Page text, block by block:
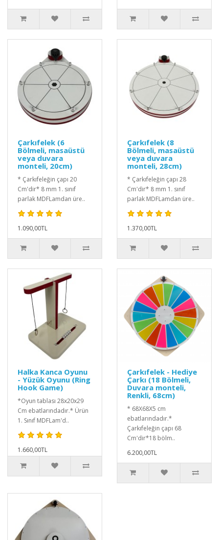
Çarkıfelek (6
Bölmeli, masaüstü
veya duvara
monteli, 20cm)
* Çarkıfeleğin çapı 20
Cm'dir* 8 mm 1. sınıf
parlak MDFLamdan üre..
1.090,00TL
Çarkıfelek (8
Bölmeli, masaüstü
veya duvara
monteli, 28cm)
* Çarkıfeleğin çapı 28
Cm'dir* 8 mm 1. sınıf
parlak MDFLamdan üre..
1.370,00TL
Halka Kanca Oyunu
- Yüzük Oyunu (Ring
Hook Game)
*Oyun tablası 28x20x29
Cm ebatlarındadır.* Ürün
1. Sınıf MDFLam'd..
1.660,00TL
Çarkıfelek - Hediye
Çarkı (18 Bölmeli,
Duvara monteli,
Renkli, 68cm)
* 68X68X5 cm
ebatlarındadır.*
Çarkıfeleğin çapı 68
Cm'dir*18 bölm..
6.200,00TL